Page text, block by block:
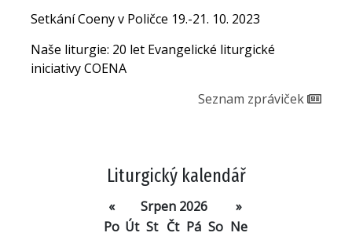
Setkání Coeny v Poličce 19.-21. 10. 2023
Naše liturgie: 20 let Evangelické liturgické
iniciativy COENA
Seznam zpráviček
Liturgický kalendář
« Srpen 2026
»
Po Út St Čt Pá So Ne